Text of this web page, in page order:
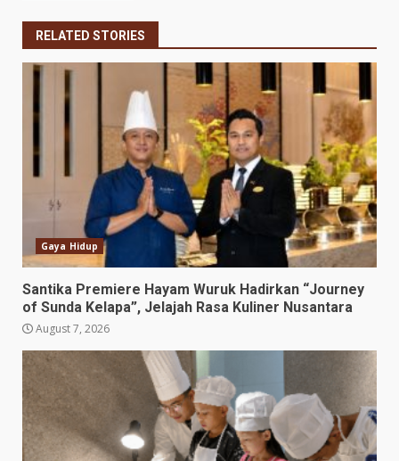
RELATED STORIES
Gaya Hidup
Santika Premiere Hayam Wuruk Hadirkan “Journey
of Sunda Kelapa”, Jelajah Rasa Kuliner Nusantara
August 7, 2026